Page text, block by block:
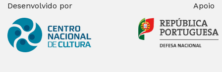
Desenvolvido por Apoio